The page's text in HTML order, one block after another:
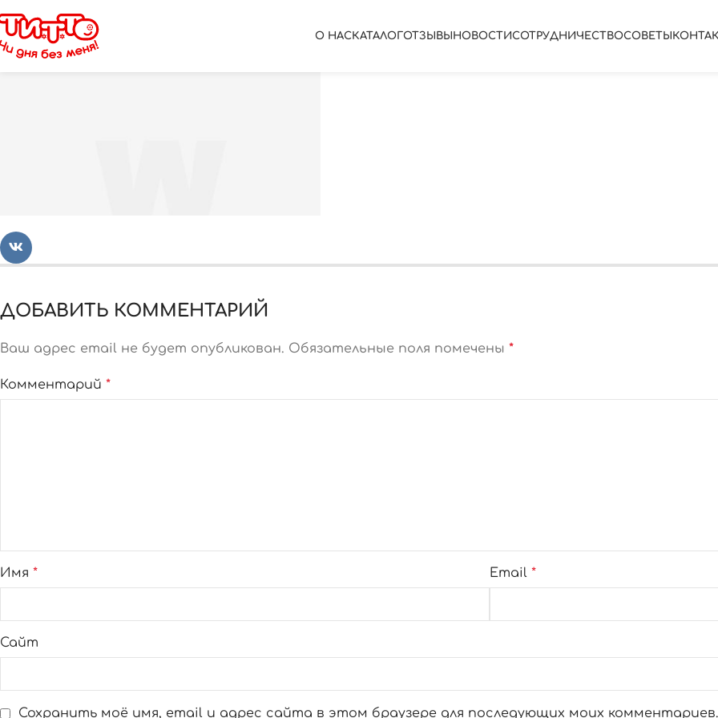
О НАСКАТАЛОГОТЗЫВЫ НОВОСТИСОТРУДНИЧЕСТВОСОВЕТЫ
sweets-bakery-popup
ДОБАВИТЬ КОММЕНТАРИЙ
Ваш адрес email не будет опубликован. Обязательные поля помечены *
Комментарий *
Имя * Email *
Сайт
Сохранить моё имя, email и адрес сайта в этом браузере для последующих моих комментариев.